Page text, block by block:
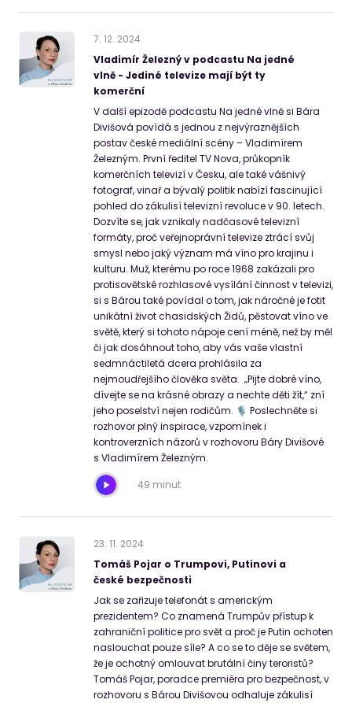
7. 12. 2024
Vladimír Železný v podcastu Na jedné
vlně - Jediné televize mají být ty
komerční
V další epizodě podcastu Na jedné vlně si Bára
Divišová povídá s jednou z nejvýraznějších
postav české mediální scény – Vladimírem
Železným. První ředitel TV Nova, průkopník
komerčních televizí v Česku, ale také vášnivý
fotograf, vinař a bývalý politik nabízí fascinující
pohled do zákulisí televizní revoluce v 90. letech.
Dozvíte se, jak vznikaly nadčasové televizní
formáty, proč veřejnoprávní televize ztrácí svůj
smysl nebo jaký význam má víno pro krajinu i
kulturu. Muž, kterému po roce 1968 zakázali pro
protisovětské rozhlasové vysílání činnost v televizi,
si s Bárou také povídal o tom, jak náročné je fotit
unikátní život chasidských Židů, pěstovat víno ve
světě, který si tohoto nápoje cení méně, než by měl
či jak dosáhnout toho, aby vás vaše vlastní
sedmnáctiletá dcera prohlásila za
nejmoudřejšího člověka světa. „Pijte dobré víno,
dívejte se na krásné obrazy a nechte děti žít,“ zní
jeho poselství nejen rodičům. 🎙 Poslechněte si
rozhovor plný inspirace, vzpomínek i
kontroverzních názorů v rozhovoru Báry Divišové
s Vladimírem Železným.
49 minut
23. 11. 2024
Tomáš Pojar o Trumpovi, Putinovi a
české bezpečnosti
Jak se zařizuje telefonát s americkým
prezidentem? Co znamená Trumpův přístup k
zahraniční politice pro svět a proč je Putin ochoten
naslouchat pouze síle? A co se to děje se světem,
že je ochotný omlouvat brutální činy teroristů?
Tomáš Pojar, poradce premiéra pro bezpečnost, v
rozhovoru s Bárou Divišovou odhaluje zákulisí